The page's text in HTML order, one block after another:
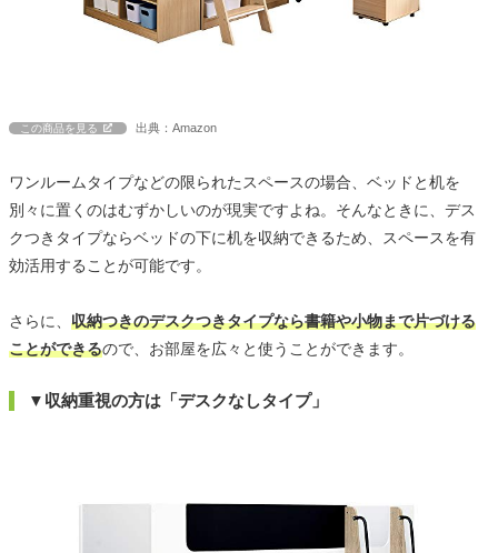
この商品を見る 出典：Amazon
ワンルームタイプなどの限られたスペースの場合、ベッドと机を
別々に置くのはむずかしいのが現実ですよね。そんなときに、デス
クつきタイプならベッドの下に机を収納できるため、スペースを有
効活用することが可能です。
さらに、 収納つきのデスクつきタイプなら書籍や小物まで片づける
ことができるので、お部屋を広々と使うことができます。
▼収納重視の方は「デスクなしタイプ」